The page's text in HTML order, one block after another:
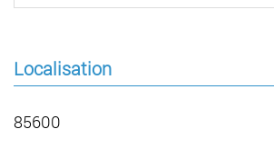
Localisation
85600